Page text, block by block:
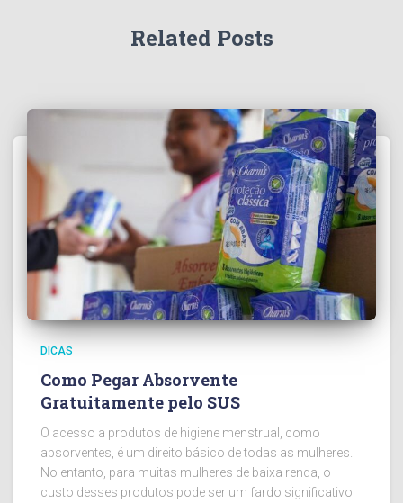
Related Posts
DICAS
Como Pegar Absorvente
Gratuitamente pelo SUS
O acesso a produtos de higiene menstrual, como
absorventes, é um direito básico de todas as mulheres.
No entanto, para muitas mulheres de baixa renda, o
custo desses produtos pode ser um fardo significativo